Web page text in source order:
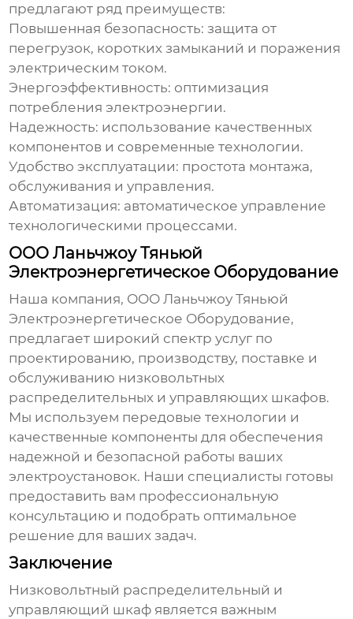
предлагают ряд преимуществ:
Повышенная безопасность: защита от
перегрузок, коротких замыканий и поражения
электрическим током.
Энергоэффективность: оптимизация
потребления электроэнергии.
Надежность: использование качественных
компонентов и современные технологии.
Удобство эксплуатации: простота монтажа,
обслуживания и управления.
Автоматизация: автоматическое управление
технологическими процессами.
ООО Ланьчжоу Тяньюй
Электроэнергетическое Оборудование
Наша компания, ООО Ланьчжоу Тяньюй
Электроэнергетическое Оборудование,
предлагает широкий спектр услуг по
проектированию, производству, поставке и
обслуживанию низковольтных
распределительных и управляющих шкафов.
Мы используем передовые технологии и
качественные компоненты для обеспечения
надежной и безопасной работы ваших
электроустановок. Наши специалисты готовы
предоставить вам профессиональную
консультацию и подобрать оптимальное
решение для ваших задач.
Заключение
Низковольтный распределительный и
управляющий шкаф является важным